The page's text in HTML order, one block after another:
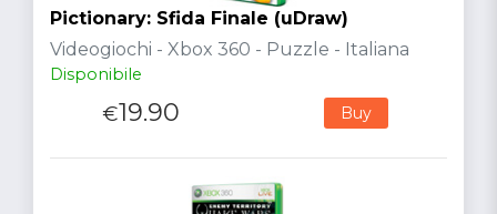
Pictionary: Sfida Finale (uDraw)
Videogiochi - Xbox 360 - Puzzle - Italiana
Disponibile
€19.90 Buy